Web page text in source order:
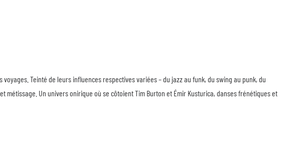
Teinté de leurs influences respectives variées – du jazz au funk, du swing au punk, du
Un univers onirique où se côtoient Tim Burton et Émir Kusturica, danses frénétiques et